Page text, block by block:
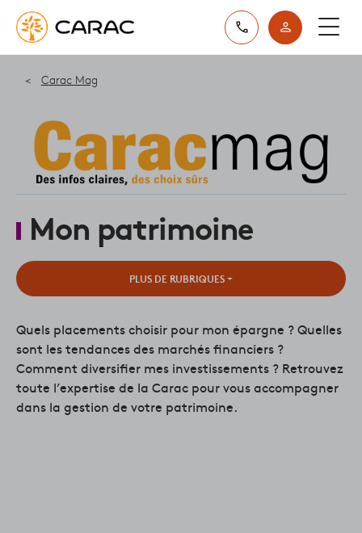
Carac Mag
Mon patrimoine
PLUS DE RUBRIQUES
Quels placements choisir pour mon épargne ? Quelles
sont les tendances des marchés financiers ?
Comment diversifier mes investissements ? Retrouvez
toute l’expertise de la Carac pour vous accompagner
dans la gestion de votre patrimoine.
Paramétrer vos préférences sur les cookies